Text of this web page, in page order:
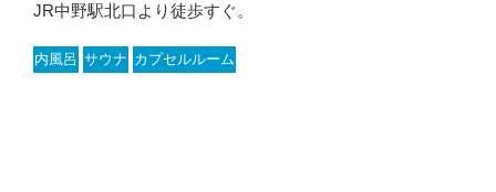
JR中野駅北口より徒歩すぐ。
内風呂 サウナ カプセルルーム